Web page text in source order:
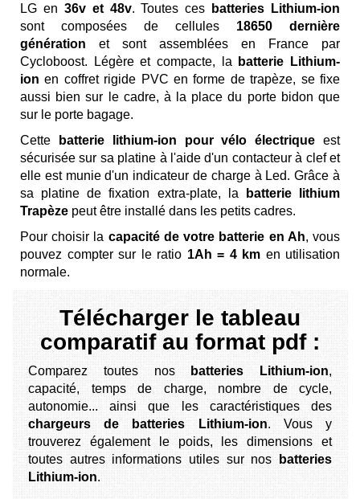
LG en 36v et 48v. Toutes ces
batteries Lithium-ion
sont composées de cellules 18650 dernière
génération et sont assemblées en France par
Cycloboost. Légère et compacte, la
batterie Lithium-
ion en coffret rigide PVC en forme de trapèze, se fixe
aussi bien sur le cadre, à la place du porte bidon que
sur le porte bagage.
Cette
batterie lithium-ion pour vélo électrique est
sécurisée sur sa platine à l'aide d'un contacteur à clef et
elle est munie d'un indicateur de charge à Led. Grâce à
sa platine de fixation extra-plate, la
batterie lithium
Trapèze peut être installé dans les petits cadres.
Pour choisir la capacité de votre batterie en Ah, vous
pouvez compter sur le ratio 1Ah = 4 km en utilisation
normale.
Télécharger le tableau
comparatif au format pdf :
Comparez toutes nosbatteries Lithium-ion,
capacité, temps de charge, nombre de cycle,
autonomie... ainsi que les caractéristiques des
chargeurs de batteries Lithium-ion. Vous y
trouverez également le poids, les dimensions et
toutes autres informations utiles sur nosbatteries
Lithium-ion.